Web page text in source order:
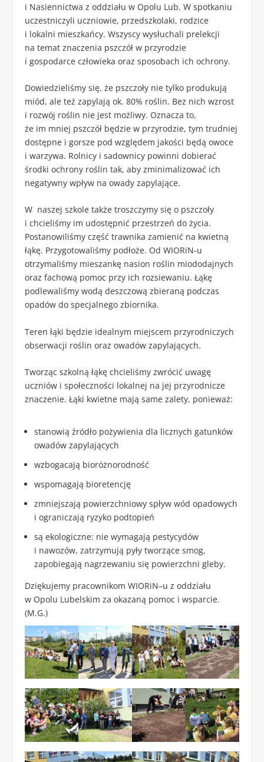
i Nasiennictwa z oddziału w Opolu Lub. W spotkaniu
uczestniczyli uczniowie, przedszkolaki, rodzice
i lokalni mieszkańcy. Wszyscy wysłuchali prelekcji
na temat znaczenia pszczół w przyrodzie
i gospodarce człowieka oraz sposobach ich ochrony.
Dowiedzieliśmy się, że pszczoły nie tylko produkują
miód, ale też zapylają ok. 80% roślin. Bez nich wzrost
i rozwój roślin nie jest możliwy. Oznacza to,
że im mniej pszczół będzie w przyrodzie, tym trudniej
dostępne i gorsze pod względem jakości będą owoce
i warzywa. Rolnicy i sadownicy powinni dobierać
środki ochrony roślin tak, aby zminimalizować ich
negatywny wpływ na owady zapylające.
W naszej szkole także troszczymy się o pszczoły
i chcieliśmy im udostępnić przestrzeń do życia.
Postanowiliśmy część trawnika zamienić na kwietną
łąkę. Przygotowaliśmy podłoże. Od WIORiN-u
otrzymaliśmy mieszankę nasion roślin miododajnych
oraz fachową pomoc przy ich rozsiewaniu. Łąkę
podlewaliśmy wodą deszczową zbieraną podczas
opadów do specjalnego zbiornika.
Teren łąki będzie idealnym miejscem przyrodniczych
obserwacji roślin oraz owadów zapylających.
Tworząc szkolną łąkę chcieliśmy zwrócić uwagę
uczniów i społeczności lokalnej na jej przyrodnicze
znaczenie. Łąki kwietne mają same zalety, ponieważ:
stanowią źródło pożywienia dla licznych gatunków
owadów zapylających
wzbogacają bioróżnorodność
wspomagają bioretencję
zmniejszają powierzchniowy spływ wód opadowych
i ograniczają ryzyko podtopień
są ekologiczne: nie wymagają pestycydów
i nawozów, zatrzymują pyły tworzące smog,
zapobiegają nagrzewaniu się powierzchni gleby.
Dziękujemy pracownikom WIORiN–u z oddziału
w Opolu Lubelskim za okazaną pomoc i wsparcie.
(M.G.)